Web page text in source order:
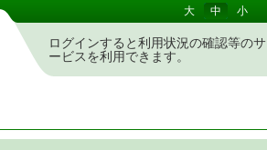
大 中 小
ログインすると利用状況の確認等のサ
ービスを利用できます。